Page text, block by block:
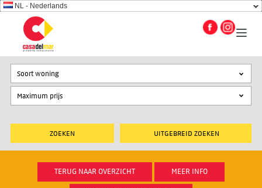
NL - Nederlands
UITGEBREID ZOEKEN
Soort woning
TERUG NAAR OVERZICHT MEER INFO